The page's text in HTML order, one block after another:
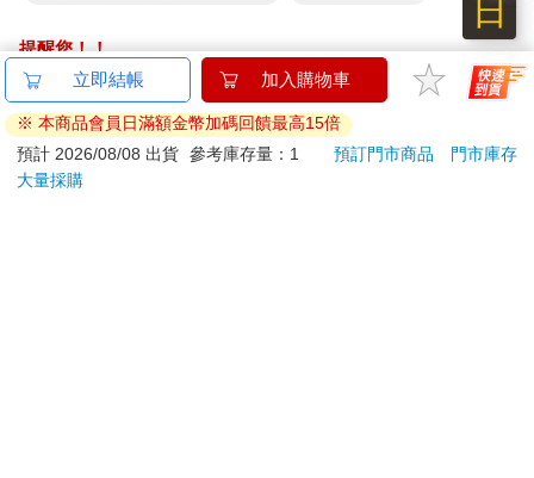
提醒您！！
金石堂及銀行均不會請您操作ATM! 如接獲電話要求您前往
ATM提款機，請不要聽從指示，以免受騙上當！
退換貨須知：
**提醒您，鑑賞期不等於試用期，退回商品須為全新狀態**
立即結帳 加入購物車
※ 本商品會員日滿額金幣加碼回饋最高15倍
預計 2026/08/08 出貨 參考庫存量：1 預訂門市商品
門市庫存
大量採購
日